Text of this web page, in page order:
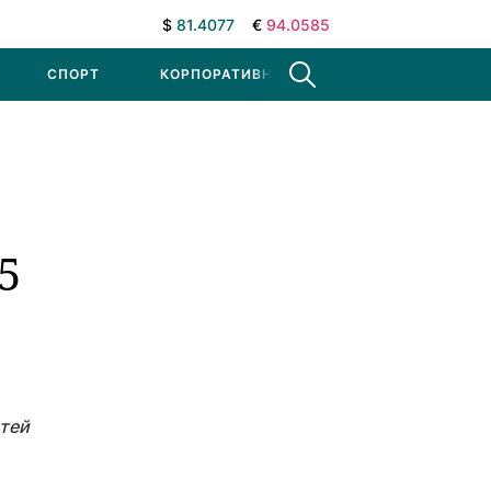
$ 81.4077 € 94.0585
СПОРТ КОРПОРАТИВНЫЕ НОВОСТИ